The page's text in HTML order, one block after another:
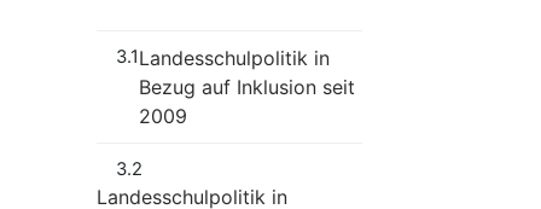
3.1Landesschulpolitik in
Bezug auf Inklusion seit
2009
3.2
Landesschulpolitik in